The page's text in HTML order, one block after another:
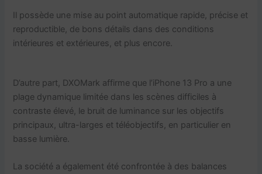
Il possède une mise au point automatique rapide, précise et
reproductible, de bons détails dans des conditions
intérieures et extérieures, et plus encore.
D’autre part, DXOMark affirme que l’iPhone 13 Pro a une
plage dynamique limitée dans les scènes difficiles à
contraste élevé, le bruit de luminance sur les objectifs
principaux, ultra-larges et téléobjectifs, en particulier en
basse lumière.
La société a également été confrontée à des balances